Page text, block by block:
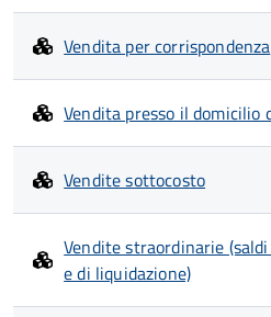
Vendita per corrispondenza
Vendita presso il domicilio
Vendite sottocosto
Vendite straordinarie
e di liquidazione)